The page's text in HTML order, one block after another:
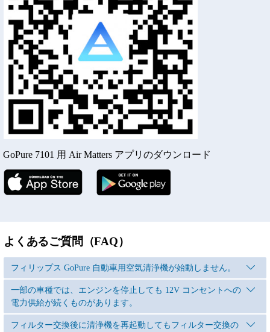
GoPure 7101 用 Air Matters アプリのダウンロード
よくあるご質問（FAQ）
フィリップス GoPure 自動車用空気清浄機が始動しません。
一部の車種では、エンジンを停止しても 12V コンセントへの
電力供給が続くものがあります。
フィルター交換後に清浄機を再起動してもフィルター交換の